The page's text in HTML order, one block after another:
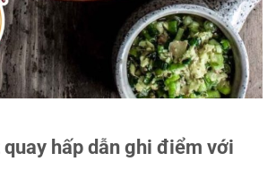
hấp dẫn ghi điểm với